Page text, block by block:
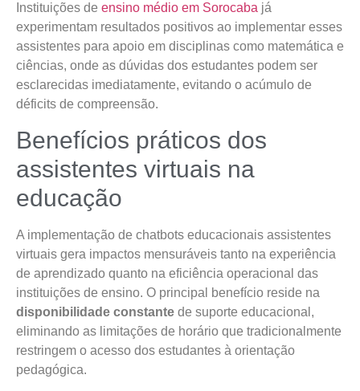
Instituições de ensino médio em Sorocaba já
experimentam resultados positivos ao implementar esses
assistentes para apoio em disciplinas como matemática e
ciências, onde as dúvidas dos estudantes podem ser
esclarecidas imediatamente, evitando o acúmulo de
déficits de compreensão.
Benefícios práticos dos
assistentes virtuais na
educação
A implementação de chatbots educacionais assistentes
virtuais gera impactos mensuráveis tanto na experiência
de aprendizado quanto na eficiência operacional das
instituições de ensino. O principal benefício reside na
disponibilidade constante de suporte educacional,
eliminando as limitações de horário que tradicionalmente
restringem o acesso dos estudantes à orientação
pedagógica.